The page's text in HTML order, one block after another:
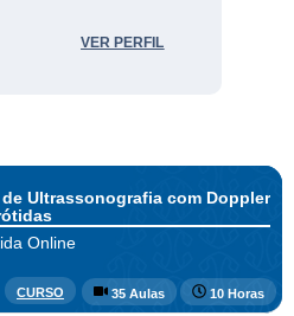
Brasileira de
ambiente,
VER PERFIL
Ultrassonografia com Doppler
Online
CURSO 35 Aulas 10 Horas